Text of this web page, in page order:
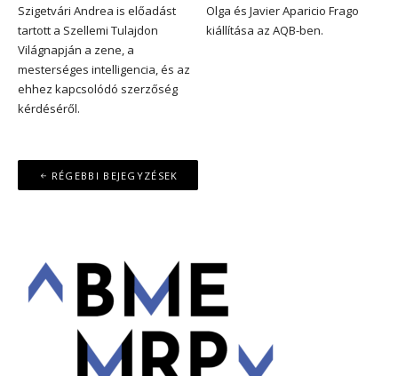
Szigetvári Andrea is előadást
tartott a Szellemi Tulajdon
Világnapján a zene, a
mesterséges intelligencia, és az
ehhez kapcsolódó szerzőség
kérdéséről.
Olga és Javier Aparicio Frago
kiállítása az AQB-ben.
Bejegyzés
navigáció
RÉGEBBI BEJEGYZÉSEK